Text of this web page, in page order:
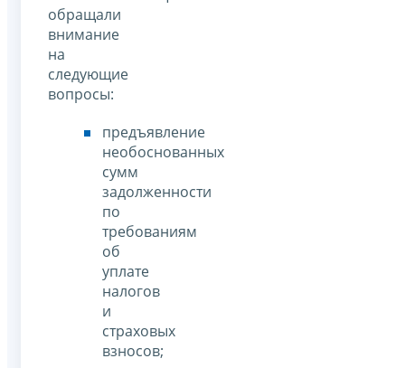
обращали
внимание
на
следующие
вопросы:
предъявление
необоснованных
сумм
задолженности
по
требованиям
об
уплате
налогов
и
страховых
взносов;